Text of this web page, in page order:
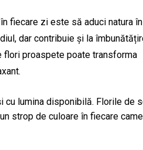
fiecare zi este să aduci natura
dar contribuie și la
flori proaspete poate transforma
cu lumina disponibilă. Florile de
strop de culoare în fiecare